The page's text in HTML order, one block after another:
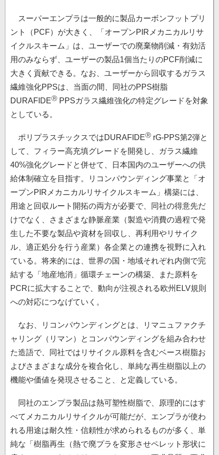
スーパーエンプラは一般的に製品カーボンフットプリ
ント（PCF）が大きく、「オープンPIRメカニカルリサ
イクルスキーム」は、ユーザーでの廃棄物削減・有効活
用のみならず、ユーザーの製品1個当たりのPCF削減に
大きく貢献できる。なお、ユーザーから回収するガラス
繊維強化PPSは、当面の間、同社のPPS樹脂
DURAFIDEⓇ PPSガラス繊維強化の特定グレードを対象
としている。
ポリプラスチックスではDURAFIDEⓇ rG-PPS第2弾と
して、フィラー高充填グレードを開発し、ガラス繊維
40%強化グレードと併せて、日本国内のユーザーへの供
給体制確立を目指す。リコンパウンディング事業と「オ
ープンPIRメカニカルリサイクルスキーム」構築には、
用途と回収ルート開拓の両方が必要で、同社の得意先だ
けでなく、さまざまな静脈産業（製造や消費の過程で発
生した不要な製品や資材を回収し、再利用やリサイク
ル、適正処分を行う産業）各企業との連携を視野に入れ
ている。将来的には、世界の国・地域それぞれ内側で完
結する「地産地消」循環チェーンの構築、また原料を
PCRに拡大することで、動向が注視される欧州ELV規則
への対応につなげていく。
なお、リコンパウンディングとは、リマニュファクチ
ャリング（リマン）とコンパウンディングを組み合わせ
た造語で、同社ではリサイクル原料を含むベース樹脂お
よびさまざまな成分を複合化し、単純な再生樹脂以上の
機能や価値を発現させること、と定義している。
同社のエンプラ製品は熱可塑性樹脂で、原理的にはす
べてメカニカルリサイクルが可能だが、エンプラが使わ
れる用途は耐久性・信頼性が求められるものが多く、単
純な「樹脂再生（熱で廃プラを変形させペレット形状に